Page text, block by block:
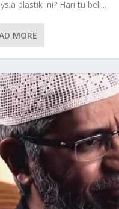
plastik ini? Hari tu beli...
MORE